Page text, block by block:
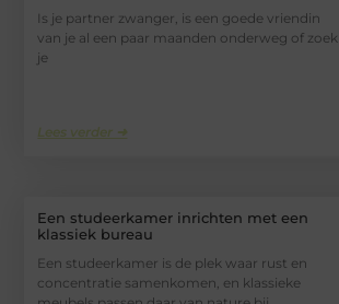
Is je partner zwanger, is een goede vriendin
van je al een paar maanden onderweg of zoek
je
Lees verder ➜
Een studeerkamer inrichten met een
klassiek bureau
Een studeerkamer is de plek waar rust en
concentratie samenkomen, en klassieke